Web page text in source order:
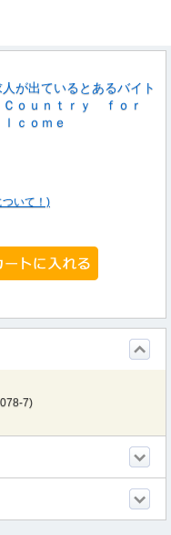
が出ているとあるバイト
ｏｕｎｔｒｙ ｆｏｒ
ｃｏｍｅ
いて！)
7)